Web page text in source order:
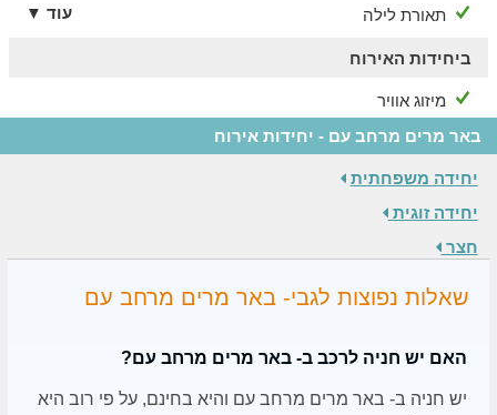
תאורת לילה
עוד ▼
ביחידות האירוח
מיזוג אוויר
באר מרים מרחב עם - יחידות אירוח
יחידה משפחתית
יחידה זוגית
חצר
שאלות נפוצות לגבי- באר מרים מרחב עם
האם יש חניה לרכב ב- באר מרים מרחב עם?
יש חניה ב- באר מרים מרחב עם והיא בחינם, על פי רוב היא